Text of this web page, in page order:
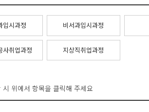
입시과정 비서과입시과정
사취업과정 지상직취업과정
시 위에서 항목을 클릭해 주세요